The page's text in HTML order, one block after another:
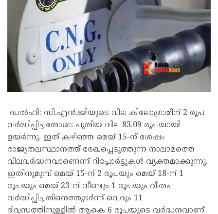
ഡൽഹി: സി.എൻ.ജിയുടെ വില കിലോഗ്രാമിന് 2 രൂപ
വർദ്ധിപ്പിച്ചതോടെ പുതിയ വില 83.09 രൂപയായി
ഉയർന്നു. ഇത് കഴിഞ്ഞ മെയ് 15-ന് ശേഷം
രാജ്യതലസ്ഥാനത്ത് രേഖപ്പെടുത്തുന്ന നാലാമത്തെ
വിലവർദ്ധനവാണെന്ന് റിപ്പോർട്ടുകൾ വ്യക്തമാക്കുന്നു.
ഇതിനുമുമ്പ് മെയ് 15-ന് 2 രൂപയും മെയ് 18-ന് 1
രൂപയും മെയ് 23-ന് വീണ്ടും 1 രൂപയും വീതം
വർദ്ധിപ്പിച്ചതിനെത്തുടർന്ന് വെറും 11
ദിവസത്തിനുള്ളിൽ ആകെ 6 രൂപയുടെ വർദ്ധനവാണ്